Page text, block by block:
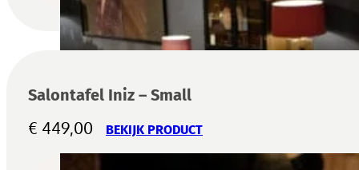
Salontafel Iniz – Small
€ 449,00 BEKIJK PRODUCT